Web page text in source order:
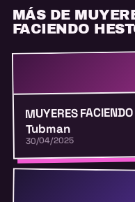
MÁS DE
FACIENDO
MUYERES
Tubman
30/04/2025